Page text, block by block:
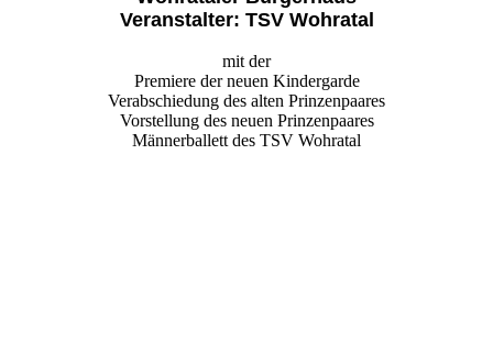
Veranstalter: TSV Wohratal
mit der
Premiere der neuen Kindergarde
Verabschiedung des alten Prinzenpaares
Vorstellung des neuen Prinzenpaares
Männerballett des TSV Wohratal